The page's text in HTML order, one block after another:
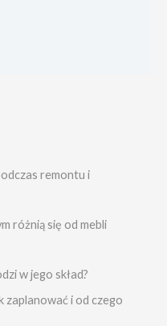
remontu i
różnią się od mebli
w jego skład?
zaplanować i od czego